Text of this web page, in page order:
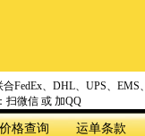
FedEx、DHL、UPS、
扫微信 或 加QQ
价格查询 运单条款